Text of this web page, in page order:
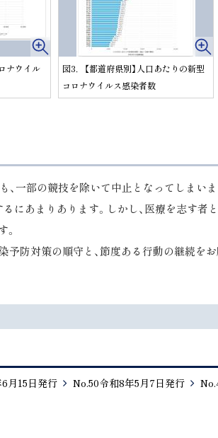
ナウイル
図3．【都道府県別】人口あたりの新型
コロナウイルス感染者数
、一部の競技を除いて中止となってしま
にあまりあります。しかし、医療を志す者
防対策の順守と、節度ある行動の継続をお
月15日発行 No.50令和8年5月7日発行